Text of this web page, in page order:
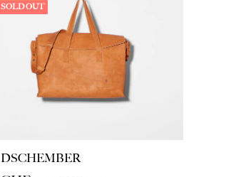
SOLD OUT
DSCHEMBER